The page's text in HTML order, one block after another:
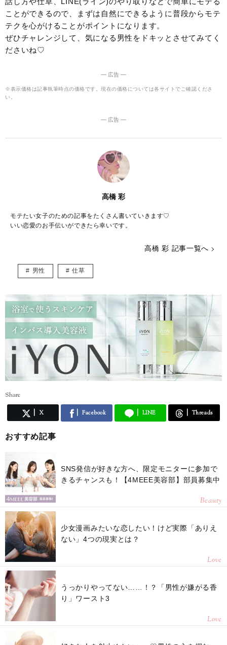
ことができるので、まずは自然にできるように普段からモテ
テクを心がけることがポイントになります。
ぜひチャレンジして、気になる男性をドキッとさせてみてく
ださいね♡
― 広告 ―
※表示価格は記事執筆時点の価格です。現在の価格については各サイトでご確認くださ
い。
― 広告 ―
高橋 彩
モテたい女子のための記事をたくさん書いていきます♡
いい恋愛のお手伝いができたら幸いです。
高橋 彩 記事一覧へ
男性 仕草
Share
X Facebook LINE Threads
おすすめ記事
SNS発信が好きな方へ、限定モニターに参加で
きるチャンスも！【4MEEE美容部】部員募集中
Beauty
少女漫画みたいな恋したい！けど実際「ありえ
ない」4つの現実とは？
Love
うっかりやってない……！？「男性が嫌がる香
り」ワースト3
Love